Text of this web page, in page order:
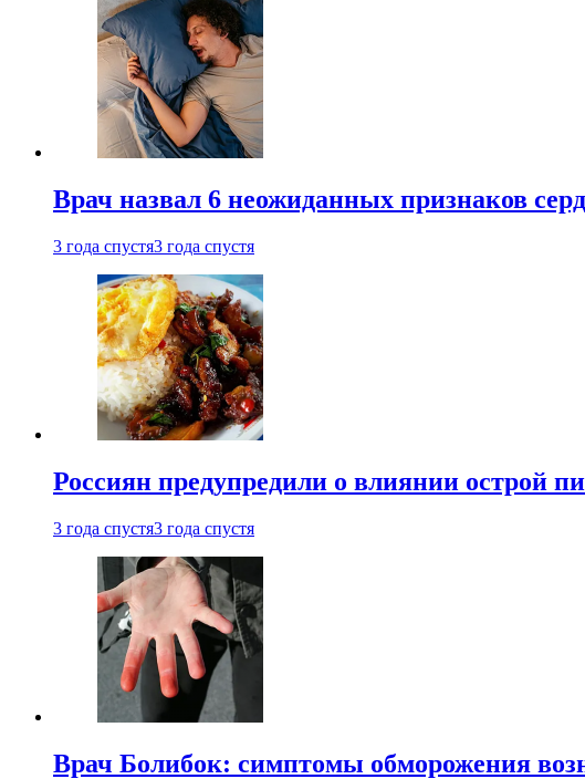
Врач назвал 6 неожиданных признаков
3 года спустя3 года спустя
Россиян предупредили о влиянии острой
3 года спустя3 года спустя
Врач Болибок: симптомы обморожения